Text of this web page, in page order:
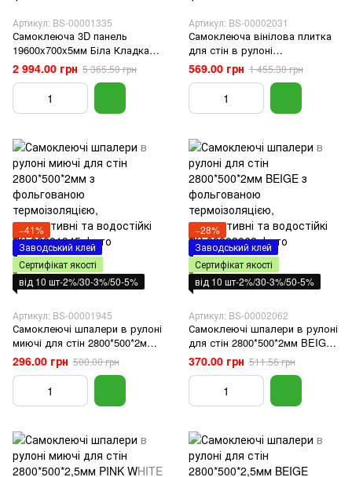
Артикул: BS-00001335
Самоклеюча 3D панель
19600x700x5мм Біла Кладка
SW-00001335
2 994.00 грн 5 365.50 грн
Артикул: BS-00002031
Самоклеюча вінілова плитка
для стін в рулоні
вологостійка 0,6*3m*2мм
шпалери миючі, фартух кухня
ванна кімната коридор
вітальня
569.00 грн 1 455.30 грн
−41%
Заводський клей
Сертифікат якості
від 10 шт-2%/30-3%/50-5%
Артикул: BS-00001945
Самоклеючі шпалери в рулоні
миючі для стін 2800*500*2мм з
фольгованою
термоізоляцією, декоративні
та водостійкі
296.00 грн 500.00 грн
−28%
Заводський клей
Сертифікат якості
від 10 шт-2%/30-3%/50-5%
Артикул: BS-00002062
Самоклеючі шпалери в рулоні
для стін 2800*500*2мм BEIGE
з фольгованою
термоізоляцією, декоративні
та водостійкі
370.00 грн 511.56 грн